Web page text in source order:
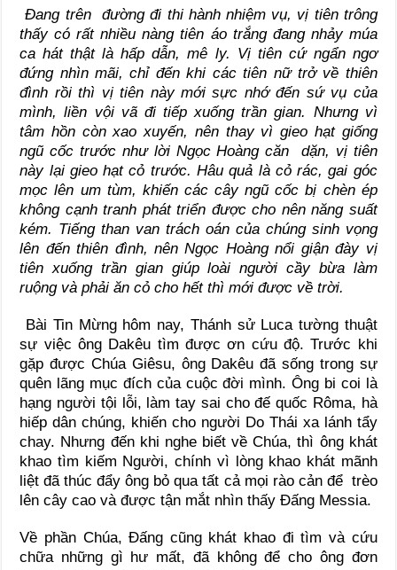
Đang trên đường đi thi hành nhiệm vụ, vị tiên trông
thấy có rất nhiều nàng tiên áo trắng đang nhảy múa
ca hát thật là hấp dẫn, mê ly. Vị tiên cứ ngẩn ngơ
đứng nhìn mãi, chỉ đến khi các tiên nữ trở về thiên
đình rồi thì vị tiên này mới sực nhớ đến sứ vụ của
mình, liền vội vã đi tiếp xuống trần gian. Nhưng vì
tâm hồn còn xao xuyến, nên thay vì gieo hạt giống
ngũ cốc trước như lời Ngọc Hoàng căn dặn, vị tiên
này lại gieo hạt cỏ trước. Hâu quả là cỏ rác, gai góc
mọc lên um tùm, khiến các cây ngũ cốc bị chèn ép
không cạnh tranh phát triển được cho nên năng suất
kém. Tiếng than van trách oán của chúng sinh vọng
lên đến thiên đình, nên Ngọc Hoàng nổi giận đày vị
tiên xuống trần gian giúp loài người cầy bừa làm
ruộng và phải ăn cỏ cho hết thì mới được về trời.
Bài Tin Mừng hôm nay, Thánh sử Luca tường thuật
sự việc ông Dakêu tìm được ơn cứu độ. Trước khi
gặp được Chúa Giêsu, ông Dakêu đã sống trong sự
quên lãng mục đích của cuộc đời mình. Ông bi coi là
hạng người tội lỗi, làm tay sai cho đế quốc Rôma, hà
hiếp dân chúng, khiến cho người Do Thái xa lánh tẩy
chay. Nhưng đến khi nghe biết về Chúa, thì ông khát
khao tìm kiếm Người, chính vì lòng khao khát mãnh
liệt đã thúc đẩy ông bỏ qua tất cả mọi rào cản để trèo
lên cây cao và được tận mắt nhìn thấy Đấng Messia.
Về phần Chúa, Đấng cũng khát khao đi tìm và cứu
chữa những gì hư mất, đã không để cho ông đơn